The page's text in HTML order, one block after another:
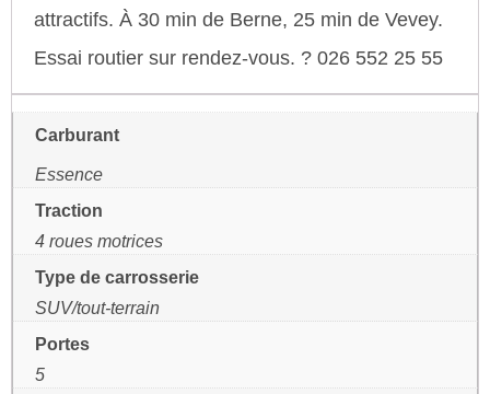
attractifs. À 30 min de Berne, 25 min de Vevey.
Essai routier sur rendez-vous. ? 026 552 25 55
Carburant
Essence
Traction
4 roues motrices
Type de carrosserie
SUV/tout-terrain
Portes
5